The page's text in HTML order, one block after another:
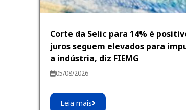
Corte da Selic para 14% é
juros seguem elevados para
a indústria, diz FIEMG
05/08/2026
Leia mais